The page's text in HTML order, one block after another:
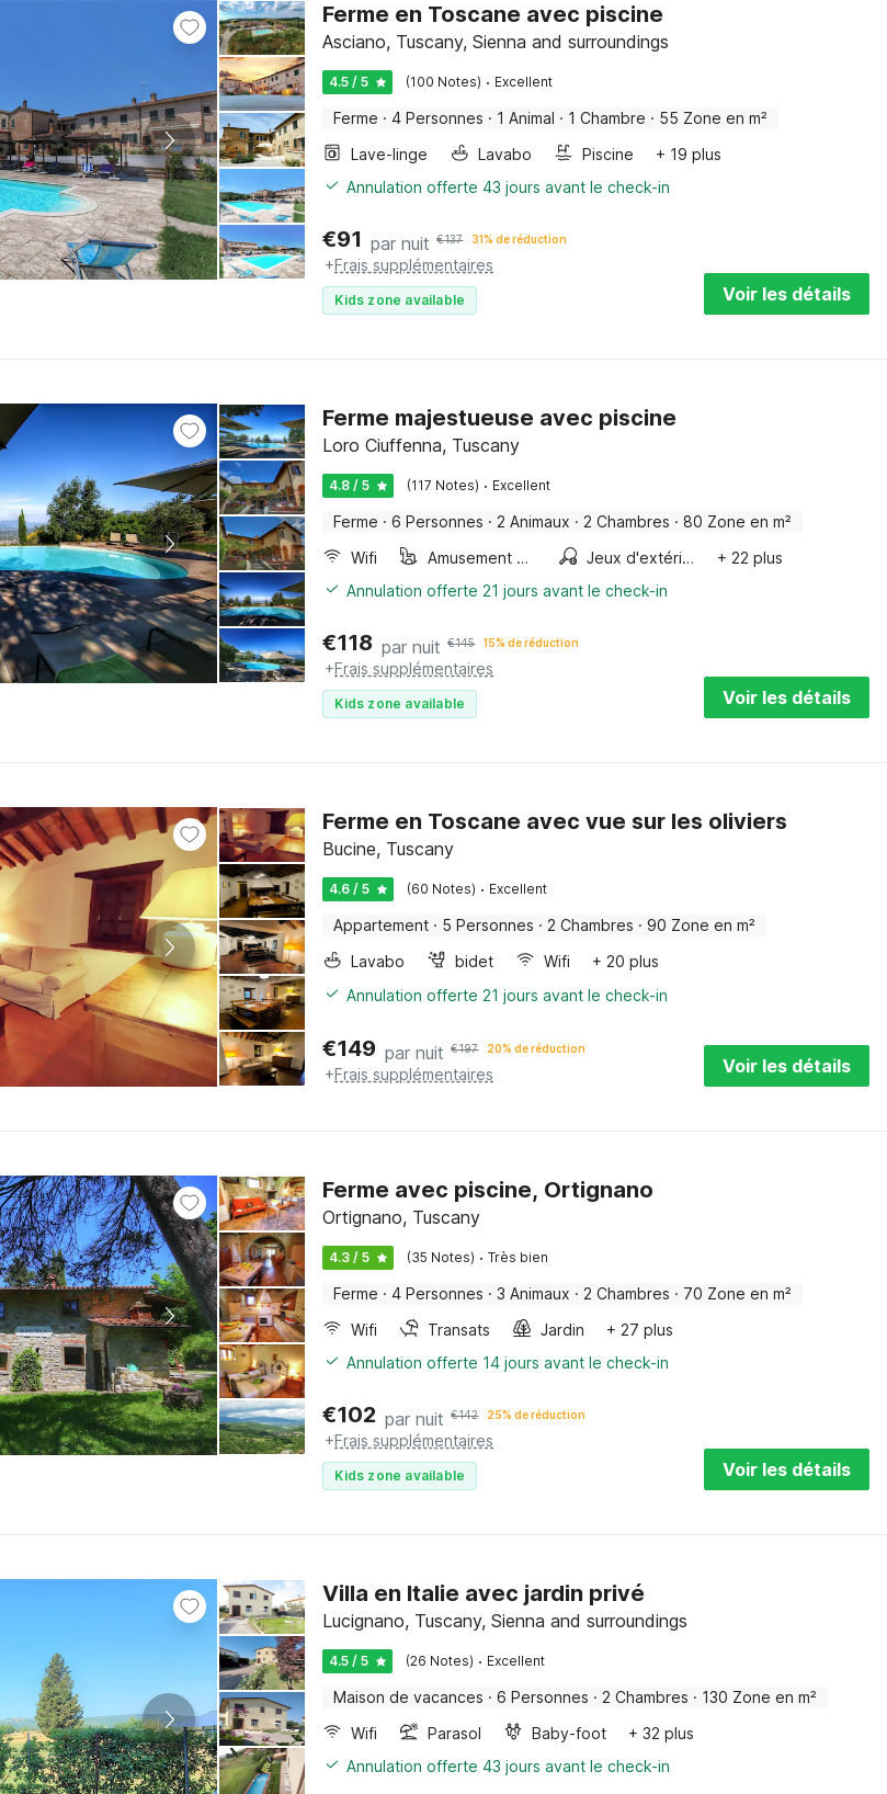
Ferme en Toscane avec piscine
Asciano, Tuscany, Sienna and surroundings
4.5 / 5 (100 Notes) · Excellent
Ferme · 4 Personnes · 1 Animal · 1 Chambre · 55 Zone en m²
Lave-linge
Lavabo Piscine
+ 19 plus
Annulation offerte 43 jours avant le check-in
€91 par nuit €137 31% de réduction
+Frais supplémentaires
Kids zone available Voir les détails
Ferme majestueuse avec piscine
Loro Ciuffenna, Tuscany
4.8 / 5 (117 Notes) · Excellent
Ferme · 6 Personnes · 2 Animaux · 2 Chambres · 80 Zone en m²
Wifi
Amusement pour les enfants Jeux d'extérieur
+ 22 plus
Annulation offerte 21 jours avant le check-in
€118 par nuit €145 15% de réduction
+Frais supplémentaires
Kids zone available Voir les détails
Ferme en Toscane avec vue sur les oliviers
Bucine, Tuscany
4.6 / 5 (60 Notes) · Excellent
Appartement · 5 Personnes · 2 Chambres · 90 Zone en m²
Lavabo
bidet Wifi
+ 20 plus
Annulation offerte 21 jours avant le check-in
€149 par nuit €197 20% de réduction
+Frais supplémentaires Voir les détails
Ferme avec piscine, Ortignano
Ortignano, Tuscany
4.3 / 5 (35 Notes) · Très bien
Ferme · 4 Personnes · 3 Animaux · 2 Chambres · 70 Zone en m²
Wifi
Transats Jardin
+ 27 plus
Annulation offerte 14 jours avant le check-in
€102 par nuit €142 25% de réduction
+Frais supplémentaires
Kids zone available Voir les détails
Villa en Italie avec jardin privé
Lucignano, Tuscany, Sienna and surroundings
4.5 / 5 (26 Notes) · Excellent
Maison de vacances · 6 Personnes · 2 Chambres · 130 Zone en m²
Wifi
Parasol Baby-foot
+ 32 plus
Annulation offerte 43 jours avant le check-in